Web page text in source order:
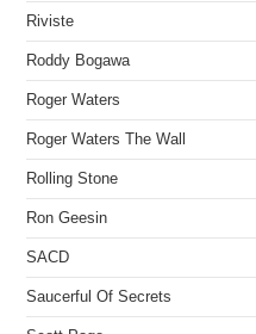
Riviste
Roddy Bogawa
Roger Waters
Roger Waters The Wall
Rolling Stone
Ron Geesin
SACD
Saucerful Of Secrets